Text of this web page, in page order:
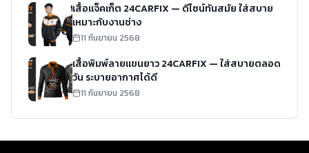
เสื้อแจ็คเก็ต 24CARFIX — ดีไซน์ทันสมัย ใส่สบาย
เหมาะกับงานช่าง
11 กันยายน 2568
เสื้อพิมพ์ลายแขนยาว 24CARFIX — ใส่สบายตลอด
วัน ระบายอากาศได้ดี
11 กันยายน 2568